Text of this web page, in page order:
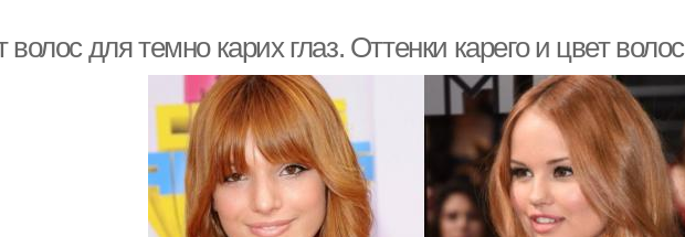
волос для темно карих глаз. Оттенки карего и цвет волос